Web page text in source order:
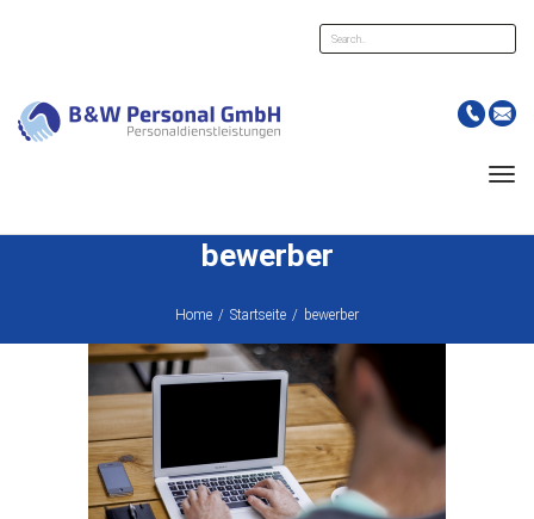
bewerber
Home / Startseite / bewerber